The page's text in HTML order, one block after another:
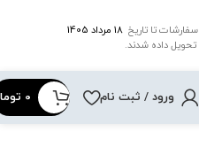
سفارشات تا تاریخ 18 مرداد 1405
تحویل داده شدند.
ورود / ثبت نام 0